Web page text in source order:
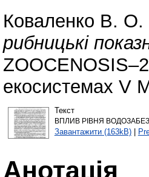
Коваленко В. О.
рибницькі
екосистемах V
Текст
ВПЛИВ РІВНЯ
Завантажити (163kB)|
Анотація